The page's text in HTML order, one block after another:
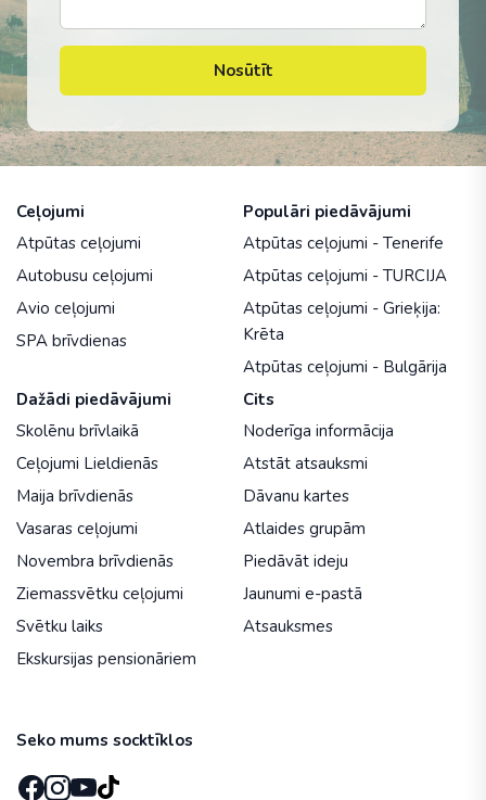
Nosūtīt
Ceļojumi
Atpūtas ceļojumi
Autobusu ceļojumi
Avio ceļojumi
SPA brīvdienas
Populāri piedāvājumi
Atpūtas ceļojumi - Tenerife
Atpūtas ceļojumi - TURCIJA
Atpūtas ceļojumi - Grieķija:
Krēta
Atpūtas ceļojumi - Bulgārija
Dažādi piedāvājumi
Skolēnu brīvlaikā
Ceļojumi Lieldienās
Maija brīvdienās
Vasaras ceļojumi
Novembra brīvdienās
Ziemassvētku ceļojumi
Svētku laiks
Ekskursijas pensionāriem
Cits
Noderīga informācija
Atstāt atsauksmi
Dāvanu kartes
Atlaides grupām
Piedāvāt ideju
Jaunumi e-pastā
Atsauksmes
Seko mums socktīklos